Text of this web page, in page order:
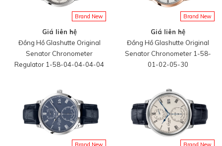
Brand New
Giá liên hệ
Đồng Hồ Glashutte Original
Senator Chronometer
Regulator 1-58-04-04-04-04
Brand New
Giá liên hệ
Đồng Hồ Glashutte Original
Senator Chronometer 1-58-
01-02-05-30